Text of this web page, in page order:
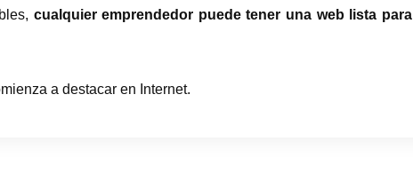
cualquier emprendedor puede tener una web lista para
a destacar en Internet.